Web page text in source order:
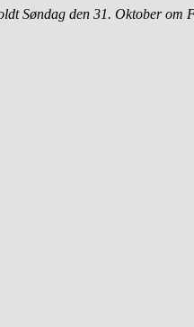
Søndag den 31. Oktober